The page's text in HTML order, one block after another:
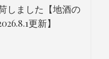
しました【地酒の
更新】